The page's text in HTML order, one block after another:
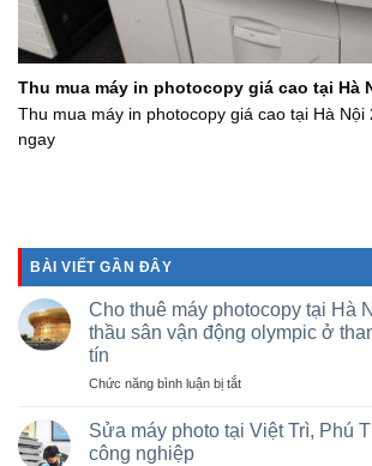
Thu mua máy in photocopy giá cao tại Hà
Thu mua máy in photocopy giá cao tại Hà Nội
ngay
BÀI VIẾT GẦN ĐÂY
Cho thuê máy photocopy tại Hà
thầu sân vận động olympic ở
tín
Chức năng bình luận bị tắtở
thuê
Sửa máy photo tại Việt Trì, Phú
công nghiệp